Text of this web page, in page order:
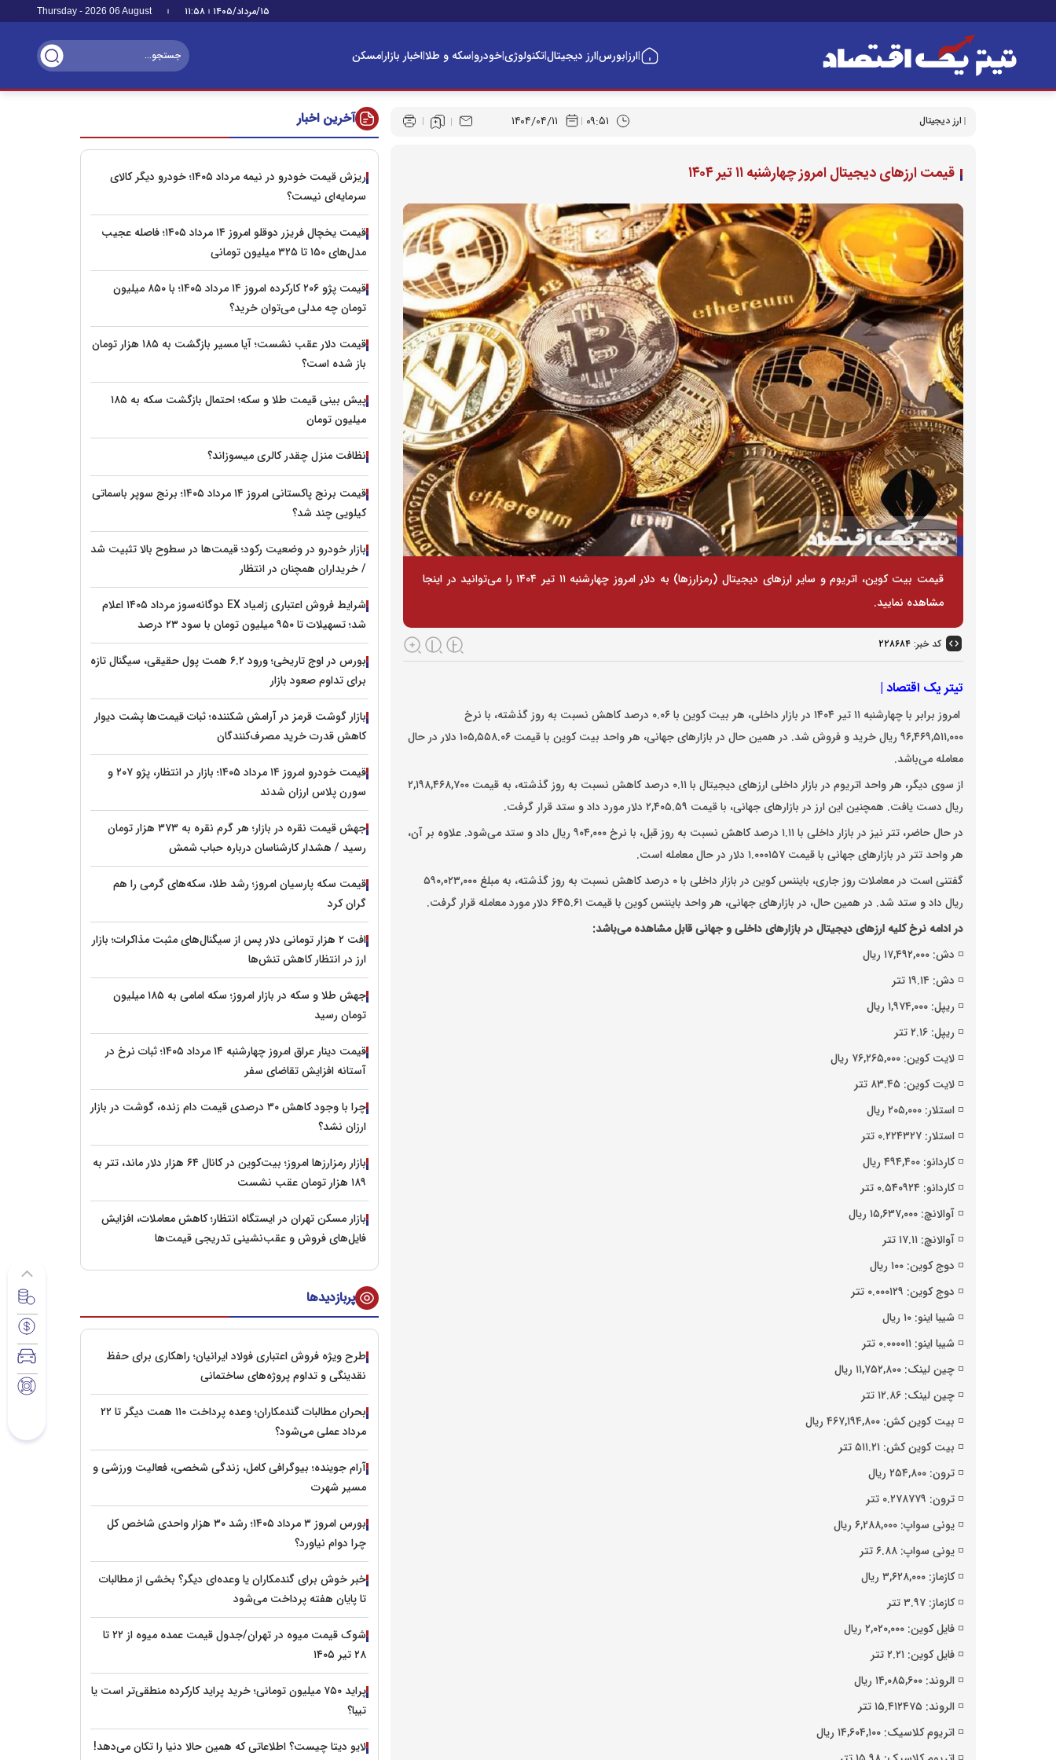
۱۵/مرداد/۱۴۰۵ ۱۱:۵۸ Thursday - 2026 06 August
|ارز|بورس|ارز دیجیتال|تکنولوژی|خودرو|سکه و طلا|اخبار بازار|مسکن
ارز دیجیتال ۱۴۰۴/۰۴/۱۱ ۰۹:۵۱
قیمت ارز‌های دیجیتال امروز چهارشنبه ۱۱ تیر ۱۴۰۴
قیمت بیت کوین، اتریوم و سایر ارز‌های دیجیتال (رمزارزها) به دلار امروز چهارشنبه ۱۱ تیر ۱۴۰۴ را می‌توانید در اینجا
مشاهده نمایید.
کد خبر: ۲۲۸۶۸۴
تیتر یک اقتصاد |
امروز برابر با چهارشنبه ۱۱ تیر ۱۴۰۴ در بازار داخلی، هر بیت کوین با ۰.۰۶ درصد کاهش نسبت به روز گذشته، با نرخ
۹۶,۴۶۹,۵۱۱,۰۰۰ ریال خرید و فروش شد. در همین حال در بازار‌های جهانی، هر واحد بیت کوین با قیمت ۱۰۵,۵۵۸.۰۶ دلار در حال
معامله می‌باشد.
از سوی دیگر، هر واحد اتریوم در بازار داخلی ارز‌های دیجیتال با ۰.۱۱ درصد کاهش نسبت به روز گذشته، به قیمت ۲,۱۹۸,۴۶۸,۷۰۰
ریال دست یافت. همچنین این ارز در بازار‌های جهانی، با قیمت ۲,۴۰۵.۵۹ دلار مورد داد و ستد قرار گرفت.
در حال حاضر، تتر نیز در بازار داخلی با ۱.۱۱ درصد کاهش نسبت به روز قبل، با نرخ ۹۰۴,۰۰۰ ریال داد و ستد می‌شود. علاوه بر آن،
هر واحد تتر در بازار‌های جهانی با قیمت ۱.۰۰۰۱۵۷ دلار در حال معامله است.
گفتنی است در معاملات روز جاری، بایننس کوین در بازار داخلی با ۰ درصد کاهش نسبت به روز گذشته، به مبلغ ۵۹۰,۰۲۳,۰۰۰
ریال داد و ستد شد. در همین حال، در بازار‌های جهانی، هر واحد بایننس کوین با قیمت ۶۴۵.۶۱ دلار مورد معامله قرار گرفت.
در ادامه نرخ کلیه ارز‌های دیجیتال در بازار‌های داخلی و جهانی قابل مشاهده می‌باشد:
◽️ دش: ۱۷,۴۹۲,۰۰۰ ریال
◽️ دش: ۱۹.۱۴ تتر
◽️ ریپل: ۱,۹۷۴,۰۰۰ ریال
◽️ ریپل: ۲.۱۶ تتر
◽️ لایت کوین: ۷۶,۲۶۵,۰۰۰ ریال
◽️ لایت کوین: ۸۳.۴۵ تتر
◽️ استلار: ۲۰۵,۰۰۰ ریال
◽️ استلار: ۰.۲۲۴۳۲۷ تتر
◽️ کاردانو: ۴۹۴,۴۰۰ ریال
◽️ کاردانو: ۰.۵۴۰۹۲۴ تتر
◽️ آوالانچ: ۱۵,۶۳۷,۰۰۰ ریال
◽️ آوالانچ: ۱۷.۱۱ تتر
◽️ دوج کوین: ۱۰۰ ریال
◽️ دوج کوین: ۰.۰۰۰۱۲۹ تتر
◽️ شیبا اینو: ۱۰ ریال
◽️ شیبا اینو: ۰.۰۰۰۰۱۱ تتر
◽️ چین لینک: ۱۱,۷۵۲,۸۰۰ ریال
◽️ چین لینک: ۱۲.۸۶ تتر
◽️ بیت کوین کش: ۴۶۷,۱۹۴,۸۰۰ ریال
◽️ بیت کوین کش: ۵۱۱.۲۱ تتر
◽️ ترون: ۲۵۴,۸۰۰ ریال
◽️ ترون: ۰.۲۷۸۷۷۹ تتر
◽️ یونی سواپ: ۶,۲۸۸,۰۰۰ ریال
◽️ یونی سواپ: ۶.۸۸ تتر
◽️ کازماز: ۳,۶۲۸,۰۰۰ ریال
◽️ کازماز: ۳.۹۷ تتر
◽️ فایل کوین: ۲,۰۲۰,۰۰۰ ریال
◽️ فایل کوین: ۲.۲۱ تتر
◽️ الروند: ۱۴,۰۸۵,۶۰۰ ریال
◽️ الروند: ۱۵.۴۱۲۴۷۵ تتر
◽️ اتریوم کلاسیک: ۱۴,۶۰۴,۱۰۰ ریال
آخرین اخبار
ریزش قیمت خودرو در نیمه مرداد ۱۴۰۵؛ خودرو دیگر کالای
سرمایه‌ای نیست؟
قیمت یخچال فریزر دوقلو امروز ۱۴ مرداد ۱۴۰۵؛ فاصله عجیب
مدل‌های ۱۵۰ تا ۳۲۵ میلیون تومانی
قیمت پژو ۲۰۶ کارکرده امروز ۱۴ مرداد ۱۴۰۵؛ با ۸۵۰ میلیون
تومان چه مدلی می‌توان خرید؟
قیمت دلار عقب نشست؛ آیا مسیر بازگشت به ۱۸۵ هزار تومان
باز شده است؟
پیش‌ بینی قیمت طلا و سکه؛ احتمال بازگشت سکه به ۱۸۵
میلیون تومان
نظافت منزل چقدر کالری میسوزاند؟
قیمت برنج پاکستانی امروز ۱۴ مرداد ۱۴۰۵؛ برنج سوپر باسماتی
کیلویی چند شد؟
بازار خودرو در وضعیت رکود؛ قیمت‌ها در سطوح بالا تثبیت شد
/ خریداران همچنان در انتظار
شرایط فروش اعتباری زامیاد EX دوگانه‌سوز مرداد ۱۴۰۵ اعلام
شد؛ تسهیلات تا ۹۵۰ میلیون تومان با سود ۲۳ درصد
بورس در اوج تاریخی؛ ورود ۶.۲ همت پول حقیقی، سیگنال تازه
برای تداوم صعود بازار
بازار گوشت قرمز در آرامش شکننده؛ ثبات قیمت‌ها پشت دیوار
کاهش قدرت خرید مصرف‌کنندگان
قیمت خودرو امروز ۱۴ مرداد ۱۴۰۵؛ بازار در انتظار، پژو ۲۰۷ و
سورن پلاس ارزان شدند
جهش قیمت نقره در بازار؛ هر گرم نقره به ۳۷۳ هزار تومان
رسید / هشدار کارشناسان درباره حباب شمش
قیمت سکه پارسیان امروز؛ رشد طلا، سکه‌های گرمی را هم
گران کرد
افت ۲ هزار تومانی دلار پس از سیگنال‌های مثبت مذاکرات؛ بازار
ارز در انتظار کاهش تنش‌ها
جهش طلا و سکه در بازار امروز؛ سکه امامی به ۱۸۵ میلیون
تومان رسید
قیمت دینار عراق امروز چهارشنبه ۱۴ مرداد ۱۴۰۵؛ ثبات نرخ در
آستانه افزایش تقاضای سفر
چرا با وجود کاهش ۳۰ درصدی قیمت دام زنده، گوشت در بازار
ارزان نشد؟
بازار رمزارزها امروز؛ بیت‌کوین در کانال ۶۴ هزار دلار ماند، تتر به
۱۸۹ هزار تومان عقب نشست
بازار مسکن تهران در ایستگاه انتظار؛ کاهش معاملات، افزایش
فایل‌های فروش و عقب‌نشینی تدریجی قیمت‌ها
پربازدیدها
طرح ویژه فروش اعتباری فولاد ایرانیان؛ راهکاری برای حفظ
نقدینگی و تداوم پروژه‌های ساختمانی
بحران مطالبات گندمکاران؛ وعده پرداخت ۱۱۰ همت دیگر تا ۲۲
مرداد عملی می‌شود؟
آرام جوینده؛ بیوگرافی کامل، زندگی شخصی، فعالیت ورزشی و
مسیر شهرت
بورس امروز ۳ مرداد ۱۴۰۵؛ رشد ۳۰ هزار واحدی شاخص کل
چرا دوام نیاورد؟
خبر خوش برای گندمکاران یا وعده‌ای دیگر؟ بخشی از مطالبات
تا پایان هفته پرداخت می‌شود
شوک قیمت میوه در تهران/جدول قیمت عمده میوه از ۲۲ تا
۲۸ تیر ۱۴۰۵
پراید ۷۵۰ میلیون تومانی؛ خرید پراید کارکرده منطقی‌تر است یا
تیبا؟
لایو دیتا چیست؟ اطلاعاتی که همین حالا دنیا را تکان می‌دهد!